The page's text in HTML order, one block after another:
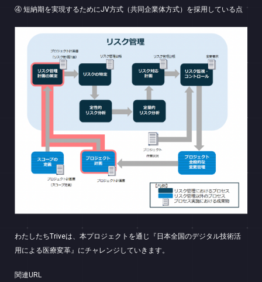
④ 短納期を実現するためにJV方式（共同企業体方式）を採用している点
わたしたちTriveは、本プロジェクトを通じ『日本全国のデジタル技術活
用による医療変革』にチャレンジしていきます。
関連URL